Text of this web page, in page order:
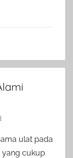
ulat pada
yang cukup